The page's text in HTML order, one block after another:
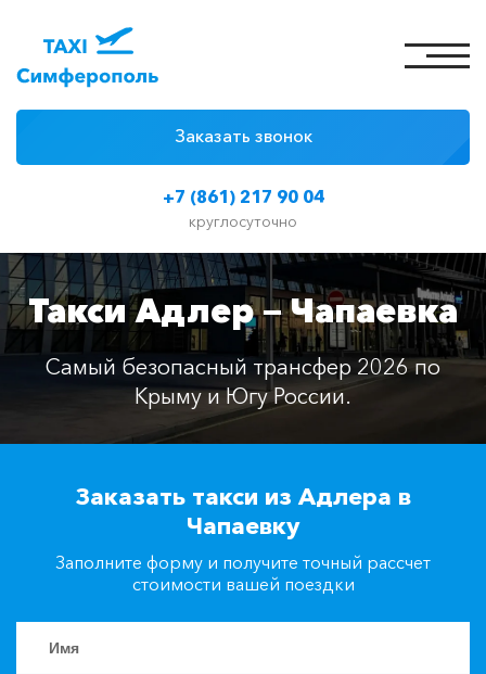
+7 (861) 217 90 04
круглосуточно
Заказать звонок
Цены на такси
Классы автомобилей
Отзывы
Контакты
+7(861)217-90-04
Заказать такси
Такси Адлер — Чапаевка
Самый безопасный трансфер 2026 по
Крыму и Югу России.
Заказать такси из Адлера в
Чапаевку
Заполните форму и получите точный рассчет
стоимости вашей поездки